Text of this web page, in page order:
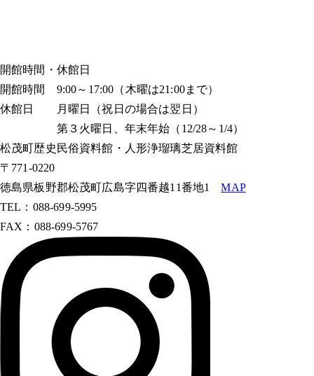
開館時間・休館日
開館時間 9:00～17:00（木曜は21:00まで）
休館日 月曜日（祝日の場合は翌日）
第３火曜日、年末年始（12/28～1/4）
松茂町歴史民俗資料館・人形浄瑠璃芝居資料館
〒771-0220
徳島県板野郡松茂町広島字四番越11番地1MAP
TEL：088-699-5995
FAX：088-699-5767